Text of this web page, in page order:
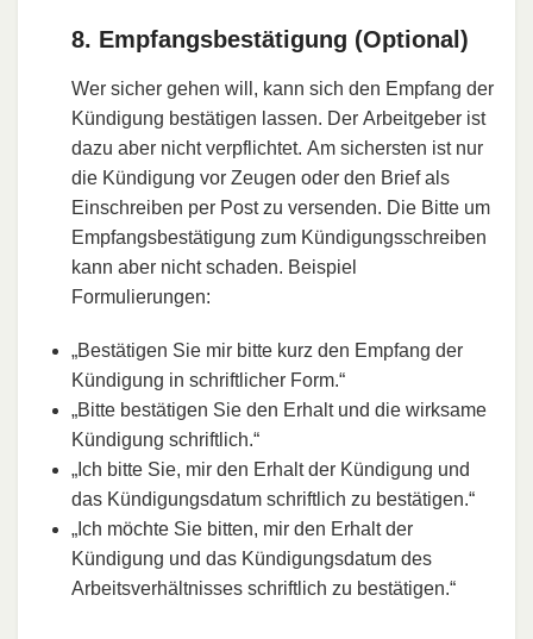
8. Empfangsbestätigung (Optional)
Wer sicher gehen will, kann sich den Empfang der
Kündigung bestätigen lassen. Der Arbeitgeber ist
dazu aber nicht verpflichtet. Am sichersten ist nur
die Kündigung vor Zeugen oder den Brief als
Einschreiben per Post zu versenden. Die Bitte um
Empfangsbestätigung zum Kündigungsschreiben
kann aber nicht schaden. Beispiel
Formulierungen:
„Bestätigen Sie mir bitte kurz den Empfang der
Kündigung in schriftlicher Form.“
„Bitte bestätigen Sie den Erhalt und die wirksame
Kündigung schriftlich.“
„Ich bitte Sie, mir den Erhalt der Kündigung und
das Kündigungsdatum schriftlich zu bestätigen.“
„Ich möchte Sie bitten, mir den Erhalt der
Kündigung und das Kündigungsdatum des
Arbeitsverhältnisses schriftlich zu bestätigen.“